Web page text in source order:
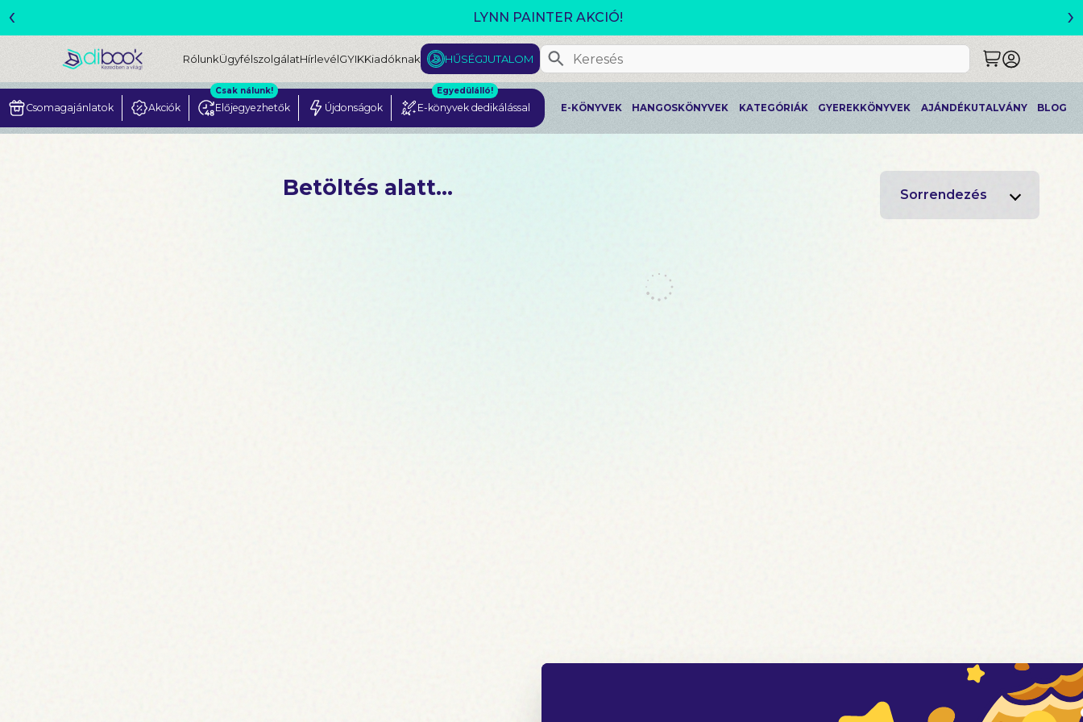
MEGJELENT! L. J. SHEN: LEGVADABB ÁLMAIMBAN SZERETLEK
‹ ›
RólunkÜgyfélszolgálatHírlevélGYIKKiadóknak HŰSÉGJUTALOM
Csomagajánlatok Akciók Előjegyezhetők
Csak nálunk!
Újdonságok E-könyvek dedikálással
Egyedülálló!
E-KÖNYVEK HANGOSKÖNYVEK KATEGÓRIÁK GYEREKKÖNYVEK AJÁNDÉKUTALVÁNY BLOG
Betöltés alatt... Sorrendezés